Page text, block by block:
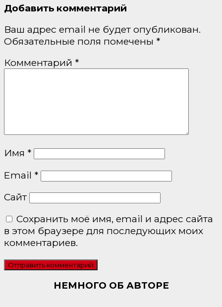
Добавить комментарий
Ваш адрес email не будет опубликован.
Обязательные поля помечены *
Комментарий *
Имя *
Email *
Сайт
Сохранить моё имя, email и адрес сайта
в этом браузере для последующих моих
комментариев.
НЕМНОГО ОБ АВТОРЕ